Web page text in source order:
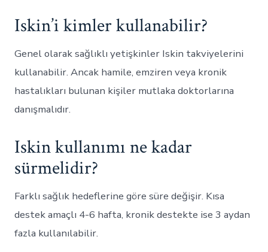
Iskin’i kimler kullanabilir?
Genel olarak sağlıklı yetişkinler Iskin takviyelerini
kullanabilir. Ancak hamile, emziren veya kronik
hastalıkları bulunan kişiler mutlaka doktorlarına
danışmalıdır.
Iskin kullanımı ne kadar
sürmelidir?
Farklı sağlık hedeflerine göre süre değişir. Kısa
destek amaçlı 4-6 hafta, kronik destekte ise 3 aydan
fazla kullanılabilir.